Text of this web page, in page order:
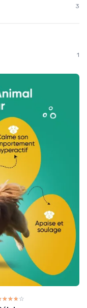
3
1